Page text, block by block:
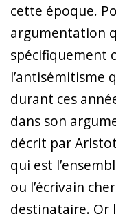
cette époque.
argumentation
spécifiquement
l’antisémitisme
durant ces
dans son
décrit par
qui est
ou l’écrivain
destinataire. Or